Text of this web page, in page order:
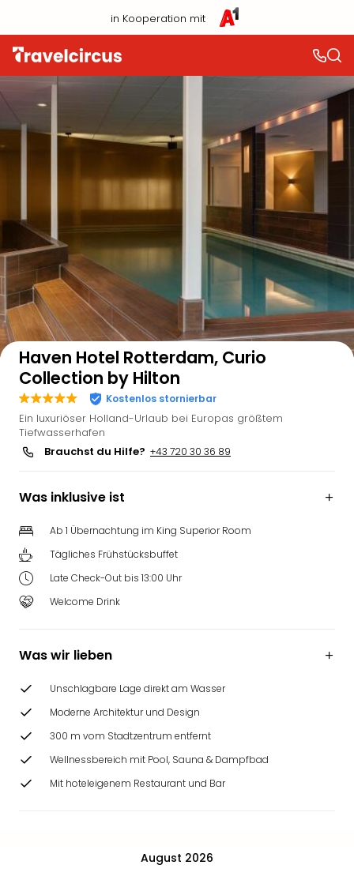
in Kooperation mit
Auf der Karte anzeigen
Haven Hotel Rotterdam, Curio
Collection by Hilton
Kostenlos stornierbar
Ein luxuriöser Holland-Urlaub bei Europas größtem
Tiefwasserhafen
Brauchst du Hilfe? +43 720 30 36 89
Was inklusive ist
Ab 1 Übernachtung im King Superior Room
Tägliches Frühstücksbuffet
Late Check-Out bis 13:00 Uhr
Welcome Drink
Was wir lieben
Unschlagbare Lage direkt am Wasser
Moderne Architektur und Design
300 m vom Stadtzentrum entfernt
Wellnessbereich mit Pool, Sauna & Dampfbad
Mit hoteleigenem Restaurant und Bar
August 2026